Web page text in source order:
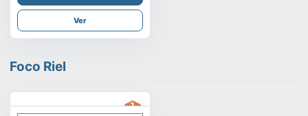
Ver
Foco Riel